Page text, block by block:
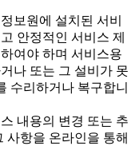
보원에 설치된 서비
안정적인 서비스 제
여야 하며 서비스용
나 또는 그 설비가 못
수리하거나 복구합니
내용의 변경 또는 추
사항을 온라인을 통해